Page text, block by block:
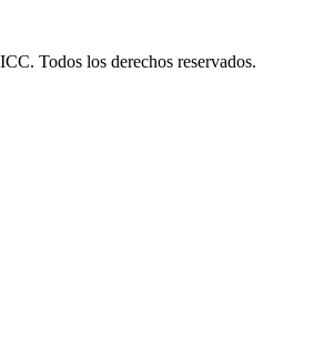
Todos los derechos reservados.